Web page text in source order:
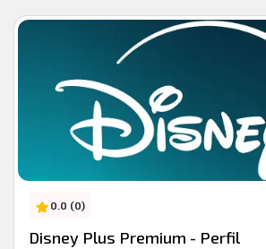
0.0 (0)
Disney Plus Premium - Perfil